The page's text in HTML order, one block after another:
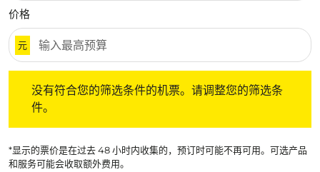
价格
元
没有符合您的筛选条件的机票。请调整您的筛选条
件。
*显示的票价是在过去 48 小时内收集的，预订时可能不再可用。可选产品
和服务可能会收取额外费用。